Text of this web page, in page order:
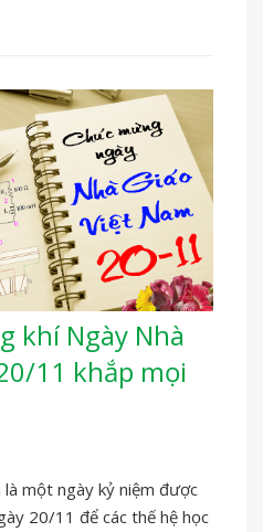
khí Ngày Nhà
11 khắp mọi
một ngày kỷ niệm được
20/11 để các thế hệ học